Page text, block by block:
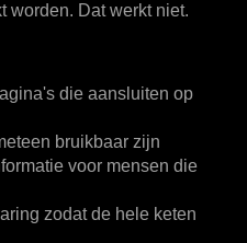
worden. Dat werkt niet.
die aansluiten op
bruikbaar zijn
voor mensen die
zodat de hele keten